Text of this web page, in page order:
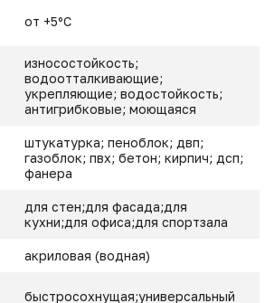
от +5ºС
износостойкость;
водоотталкивающие;
укрепляющие; водостойкость;
антигрибковые; моющаяся
штукатурка; пеноблок; двп;
газоблок; пвх; бетон; кирпич; дсп;
фанера
для стен;для фасада;для
кухни;для офиса;для спортзала
акриловая (водная)
быстросохнущая;универсальный